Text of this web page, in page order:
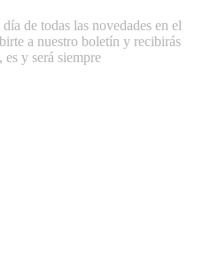
día de todas las novedades en el
a nuestro boletín y recibirás
y será siempre